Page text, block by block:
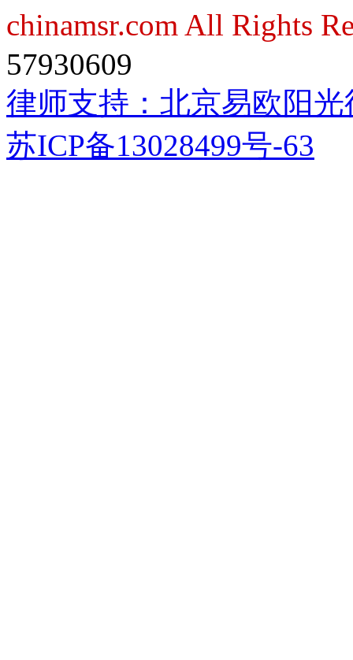
chinamsr.com All Rights
57930609
律师支持： 北京易欧阳
苏ICP备13028499号-63